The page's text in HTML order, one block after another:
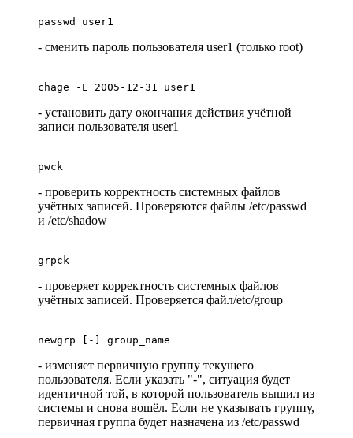
passwd user1
- сменить пароль пользователя user1 (только root)
chage -E 2005-12-31 user1
- установить дату окончания действия учётной
записи пользователя user1
pwck
- проверить корректность системных файлов
учётных записей. Проверяются файлы /etc/passwd
и /etc/shadow
grpck
- проверяет корректность системных файлов
учётных записей. Проверяется файл/etc/group
newgrp [-] group_name
- изменяет первичную группу текущего
пользователя. Если указать "-", ситуация будет
идентичной той, в которой пользователь вышил из
системы и снова вошёл. Если не указывать группу,
первичная группа будет назначена из /etc/passwd